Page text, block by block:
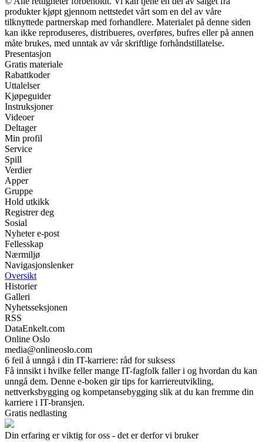
produkter kjøpt gjennom nettstedet vårt som en del av våre
tilknyttede partnerskap med forhandlere. Materialet på denne siden
kan ikke reproduseres, distribueres, overføres, bufres eller på annen
måte brukes, med unntak av vår skriftlige forhåndstillatelse.
Presentasjon
Gratis materiale
Rabattkoder
Uttalelser
Kjøpeguider
Instruksjoner
Videoer
Deltager
Min profil
Service
Spill
Verdier
Apper
Gruppe
Hold utkikk
Registrer deg
Sosial
Nyheter e-post
Fellesskap
Nærmiljø
Navigasjonslenker
Oversikt
Historier
Galleri
Nyhetsseksjonen
RSS
DataEnkelt.com
Online Oslo
media@onlineoslo.com
6 feil å unngå i din IT-karriere: råd for suksess
Få innsikt i hvilke feller mange IT-fagfolk faller i og hvordan du kan
unngå dem. Denne e-boken gir tips for karriereutvikling,
nettverksbygging og kompetansebygging slik at du kan fremme din
karriere i IT-bransjen.
Gratis nedlasting
Din erfaring er viktig for oss - det er derfor vi bruker